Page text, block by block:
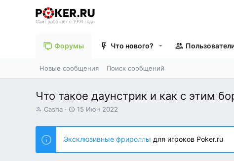
Форумы Что нового?
Новые сообщения Поиск сообщений
Что такое даунстрик и как с этим
А
т
о
р
т
Casha
Д
т
н
а
15 Июн 2022
Эксклюзивные фрироллы для игроков Poker.ru